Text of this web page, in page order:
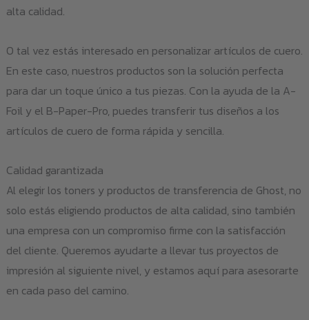
alta calidad.
O tal vez estás interesado en personalizar artículos de cuero.
En este caso, nuestros productos son la solución perfecta
para dar un toque único a tus piezas. Con la ayuda de la A-
Foil y el B-Paper-Pro, puedes transferir tus diseños a los
artículos de cuero de forma rápida y sencilla.
Calidad garantizada
Al elegir los toners y productos de transferencia de Ghost, no
solo estás eligiendo productos de alta calidad, sino también
una empresa con un compromiso firme con la satisfacción
del cliente. Queremos ayudarte a llevar tus proyectos de
impresión al siguiente nivel, y estamos aquí para asesorarte
en cada paso del camino.